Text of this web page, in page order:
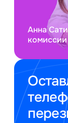
Анна